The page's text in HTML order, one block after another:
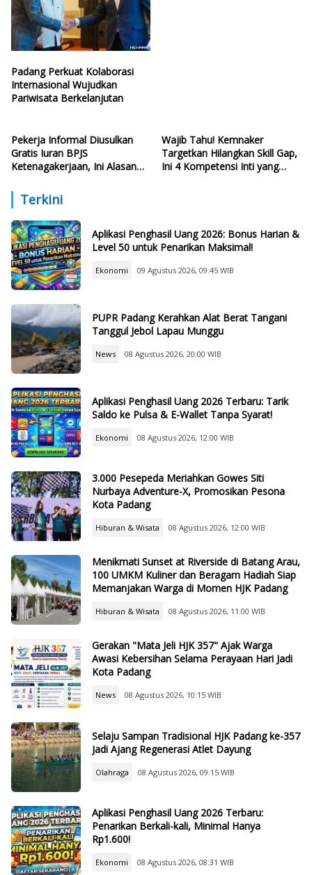
Padang Perkuat Kolaborasi
Internasional Wujudkan
Pariwisata Berkelanjutan
Pekerja Informal Diusulkan
Gratis Iuran BPJS
Ketenagakerjaan, Ini Alasan
Wajib Tahu! Kemnaker
Targetkan Hilangkan Skill Gap,
Ini 4 Kompetensi Inti yang
Terkini
Aplikasi Penghasil Uang 2026: Bonus Harian &
Level 50 untuk Penarikan Maksimal!
Ekonomi 09 Agustus 2026, 09:45 WIB
PUPR Padang Kerahkan Alat Berat Tangani
Tanggul Jebol Lapau Munggu
News 08 Agustus 2026, 20:00 WIB
Aplikasi Penghasil Uang 2026 Terbaru: Tarik
Saldo ke Pulsa & E-Wallet Tanpa Syarat!
Ekonomi 08 Agustus 2026, 12:00 WIB
3.000 Pesepeda Meriahkan Gowes Siti
Nurbaya Adventure-X, Promosikan Pesona
Kota Padang
Hiburan & Wisata 08 Agustus 2026, 12:00 WIB
Menikmati Sunset at Riverside di Batang Arau,
100 UMKM Kuliner dan Beragam Hadiah Siap
Memanjakan Warga di Momen HJK Padang
Hiburan & Wisata 08 Agustus 2026, 11:00 WIB
Gerakan "Mata Jeli HJK 357" Ajak Warga
Awasi Kebersihan Selama Perayaan Hari Jadi
Kota Padang
News 08 Agustus 2026, 10:15 WIB
Selaju Sampan Tradisional HJK Padang ke-357
Jadi Ajang Regenerasi Atlet Dayung
Olahraga 08 Agustus 2026, 09:15 WIB
Aplikasi Penghasil Uang 2026 Terbaru:
Penarikan Berkali-kali, Minimal Hanya
Rp1.600!
Ekonomi 08 Agustus 2026, 08:31 WIB